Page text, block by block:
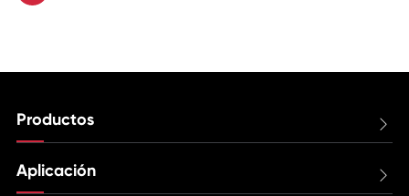
Productos 
Aplicación 